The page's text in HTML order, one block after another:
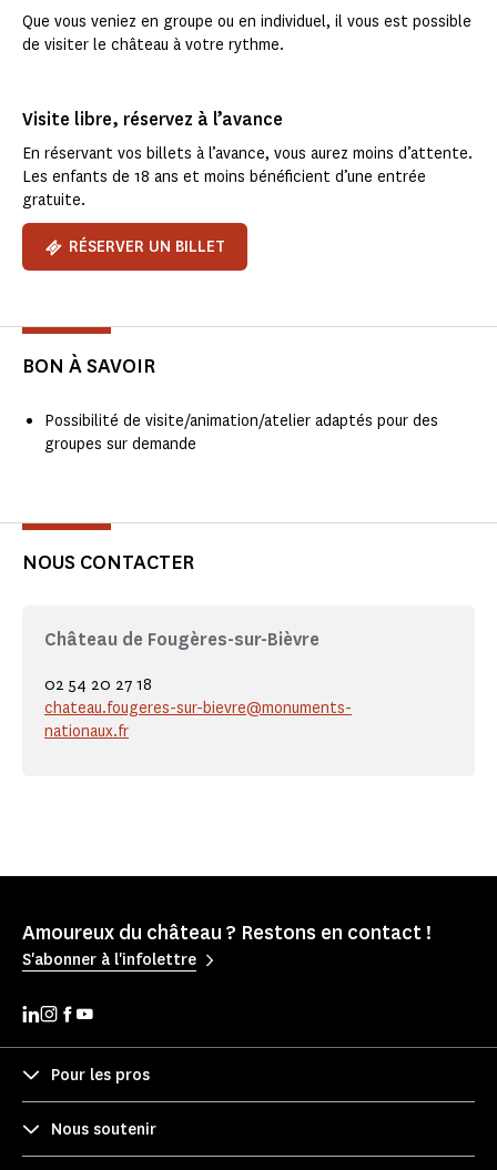
Que vous veniez en groupe ou en individuel, il vous est possible
de visiter le château à votre rythme.
Visite libre, réservez à l’avance
En réservant vos billets à l’avance, vous aurez moins d’attente.
Les enfants de 18 ans et moins bénéficient d’une entrée
gratuite.
RÉSERVER UN BILLET
BON À SAVOIR
Possibilité de visite/animation/atelier adaptés pour des
groupes sur demande
NOUS CONTACTER
Château de Fougères-sur-Bièvre
02 54 20 27 18
chateau.fougeres-sur-bievre@monuments-
nationaux.fr
Amoureux du château ? Restons en contact !
S'abonner à l'infolettre
Pour les pros
Nous soutenir